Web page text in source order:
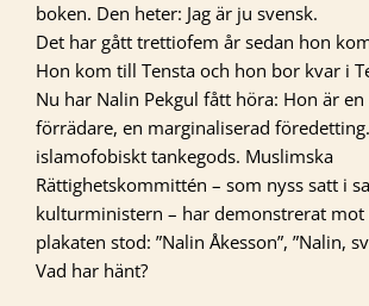
boken. Den heter: Jag är ju svensk.
Det har gått trettiofem år sedan hon
Hon kom till Tensta och hon bor kvar i
Nu har Nalin Pekgul fått höra: Hon är
förrädare, en marginaliserad
islamofobiskt tankegods. Muslimska
Rättighetskommittén – som nyss satt i
kulturministern – har demonstrerat mot
plakaten stod: ”Nalin Åkesson”, ”Nalin,
Vad har hänt?